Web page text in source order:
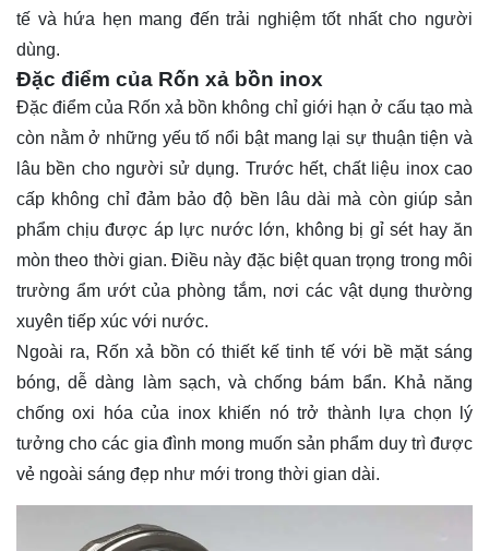
tế và hứa hẹn mang đến trải nghiệm tốt nhất cho người
dùng.
Đặc điểm của Rốn xả bồn inox
Đặc điểm của Rốn xả bồn không chỉ giới hạn ở cấu tạo mà
còn nằm ở những yếu tố nổi bật mang lại sự thuận tiện và
lâu bền cho người sử dụng. Trước hết, chất liệu inox cao
cấp không chỉ đảm bảo độ bền lâu dài mà còn giúp sản
phẩm chịu được áp lực nước lớn, không bị gỉ sét hay ăn
mòn theo thời gian. Điều này đặc biệt quan trọng trong môi
trường ẩm ướt của phòng tắm, nơi các vật dụng thường
xuyên tiếp xúc với nước.
Ngoài ra, Rốn xả bồn có thiết kế tinh tế với bề mặt sáng
bóng, dễ dàng làm sạch, và chống bám bẩn. Khả năng
chống oxi hóa của inox khiến nó trở thành lựa chọn lý
tưởng cho các gia đình mong muốn sản phẩm duy trì được
vẻ ngoài sáng đẹp như mới trong thời gian dài.